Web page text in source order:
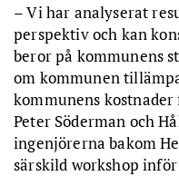
– Vi har analyserat
perspektiv och kan
beror på kommunens
om kommunen
kommunens
Peter Söderman och
ingenjörerna bakom
särskild workshop